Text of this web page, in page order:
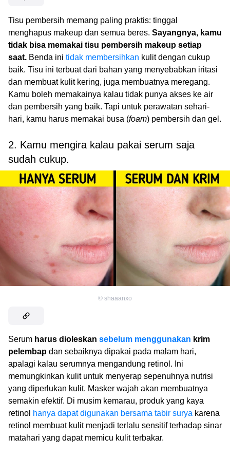
Tisu pembersih memang paling praktis: tinggal
menghapus makeup dan semua beres. Sayangnya, kamu
tidak bisa memakai tisu pembersih makeup setiap
saat. Benda ini tidak membersihkan kulit dengan cukup
baik. Tisu ini terbuat dari bahan yang menyebabkan iritasi
dan membuat kulit kering, juga membuatnya meregang.
Kamu boleh memakainya kalau tidak punya akses ke air
dan pembersih yang baik. Tapi untuk perawatan sehari-
hari, kamu harus memakai busa (foam) pembersih dan gel.
2. Kamu mengira kalau pakai serum saja
sudah cukup.
© shaaanxo
Serum harus dioleskan sebelum menggunakan krim
pelembap dan sebaiknya dipakai pada malam hari,
apalagi kalau serumnya mengandung retinol. Ini
memungkinkan kulit untuk menyerap sepenuhnya nutrisi
yang diperlukan kulit. Masker wajah akan membuatnya
semakin efektif. Di musim kemarau, produk yang kaya
retinol hanya dapat digunakan bersama tabir surya karena
retinol membuat kulit menjadi terlalu sensitif terhadap sinar
matahari yang dapat memicu kulit terbakar.